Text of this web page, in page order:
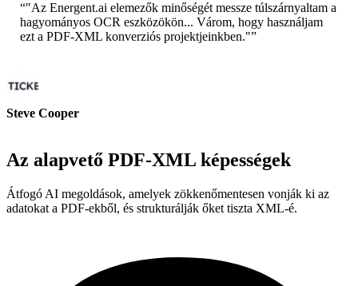
“"Az Energent.ai elemezők minőségét messze túlszárnyaltam a
hagyományos OCR eszközökön... Várom, hogy használjam
ezt a PDF-XML konverziós projektjeinkben."”
Steve Cooper
Az alapvető PDF-XML képességek
Átfogó AI megoldások, amelyek zökkenőmentesen vonják ki az
adatokat a PDF-ekből, és strukturálják őket tiszta XML-é.